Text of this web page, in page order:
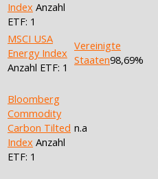
Index Anzahl
ETF: 1
MSCI USA
Energy Index
Anzahl ETF: 1
Vereinigte
Staaten98,69%
Bloomberg
Commodity
Carbon Tilted
Index Anzahl
ETF: 1
n.a